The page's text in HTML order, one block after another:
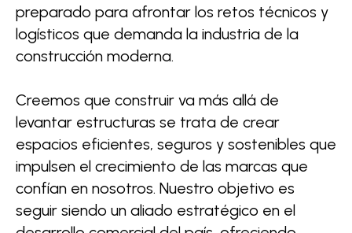
preparado para afrontar los retos técnicos y
logísticos que demanda la industria de la
construcción moderna.
Creemos que construir va más allá de
levantar estructuras se trata de crear
espacios eficientes, seguros y sostenibles que
impulsen el crecimiento de las marcas que
confían en nosotros. Nuestro objetivo es
seguir siendo un aliado estratégico en el